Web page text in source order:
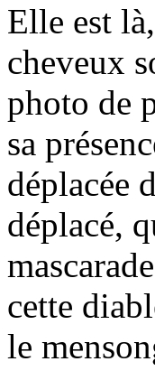
Elle est
cheveux
photo de
sa
déplacée
déplacé,
cette
le